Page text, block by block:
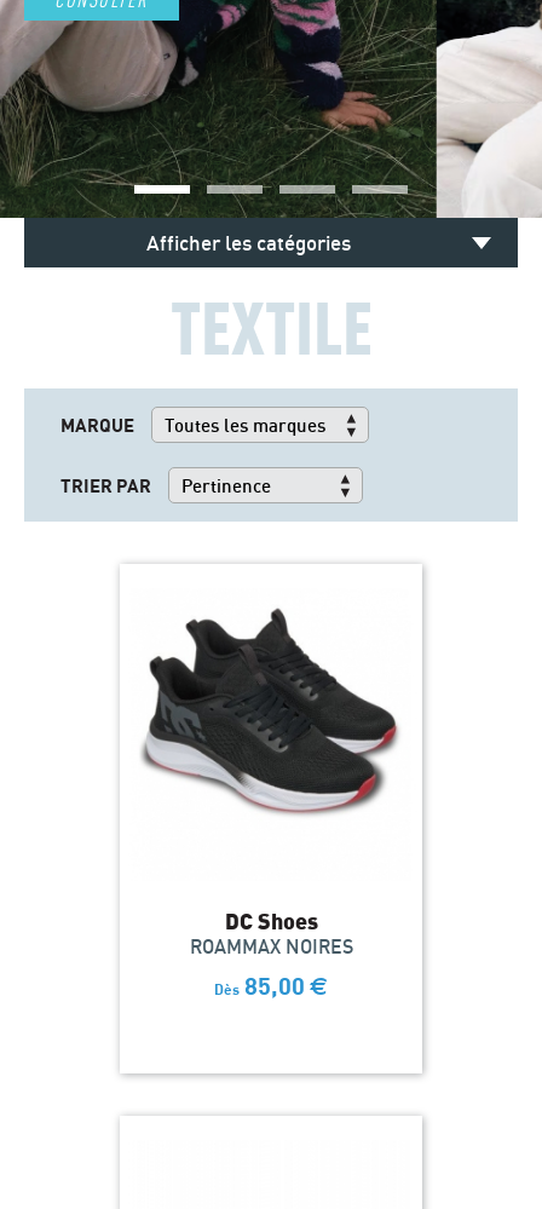
Afficher les catégories
TEXTILE
MARQUE
TRIER PAR
DC Shoes
ROAMMAX NOIRES
Dès 85,00 €